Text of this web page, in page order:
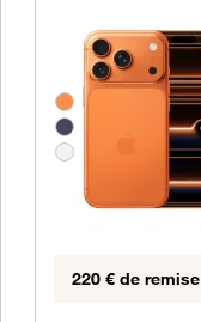
Groupe de
220 € de